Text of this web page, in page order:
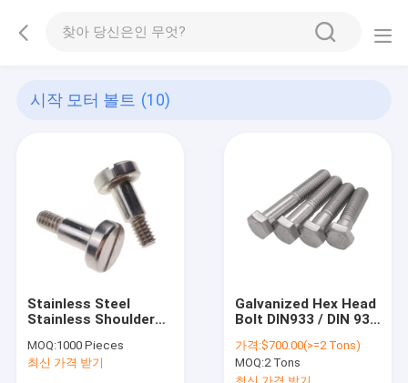
시작 모터 볼트 (10)
Stainless Steel
Stainless Shoulder
Cap Bolt M5
Fastener Multi-
MOQ:1000 Pieces
최신 가격 받기
Galvanized Hex Head
Bolt DIN933 / DIN 931
Galvanized / Hot Dip
Stainless
가격:$700.00(>=2 Tons)
MOQ:2 Tons